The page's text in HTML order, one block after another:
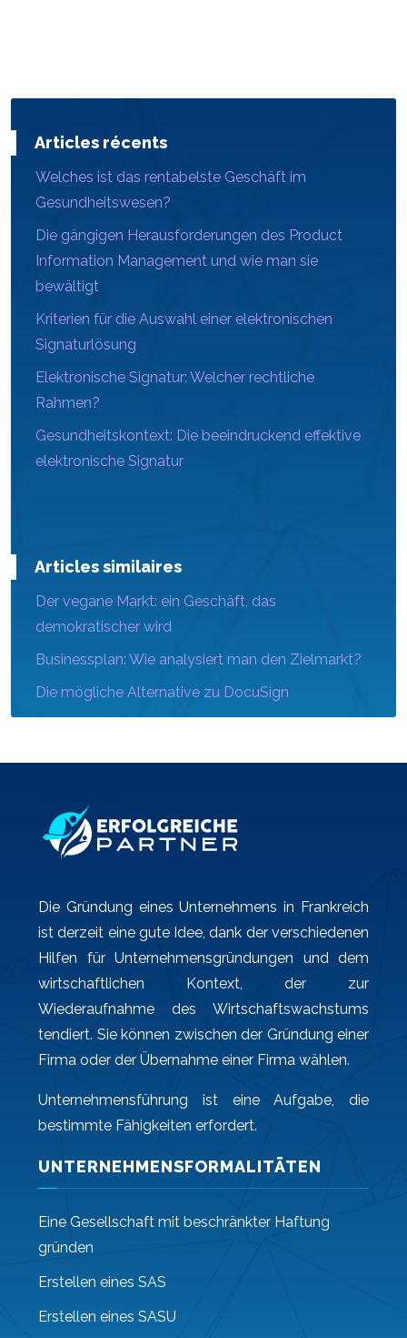
Articles récents
Welches ist das rentabelste Geschäft im
Gesundheitswesen?
Die gängigen Herausforderungen des Product
Information Management und wie man sie
bewältigt
Kriterien für die Auswahl einer elektronischen
Signaturlösung
Elektronische Signatur: Welcher rechtliche
Rahmen?
Gesundheitskontext: Die beeindruckend effektive
elektronische Signatur
Articles similaires
Der vegane Markt: ein Geschäft, das
demokratischer wird
Businessplan: Wie analysiert man den Zielmarkt?
Die mögliche Alternative zu DocuSign
Die Gründung eines Unternehmens in Frankreich
ist derzeit eine gute Idee, dank der verschiedenen
Hilfen für Unternehmensgründungen und dem
wirtschaftlichen Kontext, der zur
Wiederaufnahme des Wirtschaftswachstums
tendiert. Sie können zwischen der Gründung einer
Firma oder der Übernahme einer Firma wählen.
Unternehmensführung ist eine Aufgabe, die
bestimmte Fähigkeiten erfordert.
UNTERNEHMENSFORMALITÄTEN
Eine Gesellschaft mit beschränkter Haftung
gründen
Erstellen eines SAS
Erstellen eines SASU